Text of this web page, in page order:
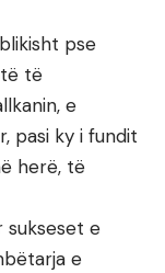
pse
të
e
pasi ky i fundit
herë, të
sukseset e
e